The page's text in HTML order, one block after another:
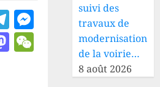
Telegram
Messenger
Mastodon
WeChat
suivi des
travaux de
modernisation
de la voirie…
8 août 2026